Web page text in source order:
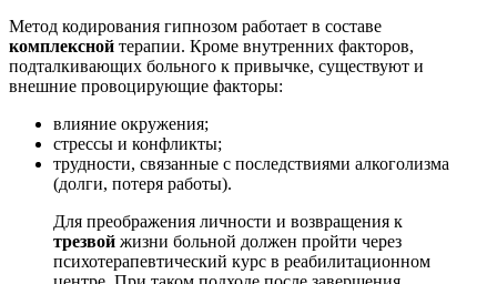
Метод кодирования гипнозом работает в составе
комплексной терапии. Кроме внутренних факторов,
подталкивающих больного к привычке, существуют и
внешние провоцирующие факторы:
влияние окружения;
стрессы и конфликты;
трудности, связанные с последствиями алкоголизма
(долги, потеря работы).
Для преображения личности и возвращения к
трезвой жизни больной должен пройти через
психотерапевтический курс в реабилитационном